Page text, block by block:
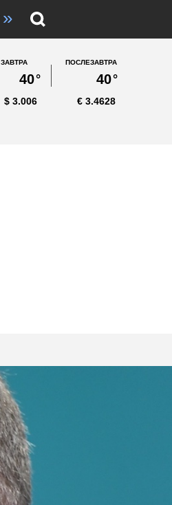
»
ЗАВТРА
40°
ПОСЛЕЗАВТРА
40°
3.006
$ 3.4628
€